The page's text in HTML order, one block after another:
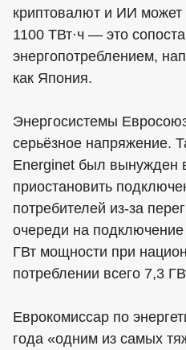
криптовалют и ИИ может
1100 ТВт·ч — это
энергопотреблением,
как Япония.
Энергосистемы
серьёзное напряжение.
Energinet был вынужден
приостановить
потребителей из-за
очереди на
ГВт мощности при
потреблении всего 7,3
Еврокомиссар по
года «одним из самых